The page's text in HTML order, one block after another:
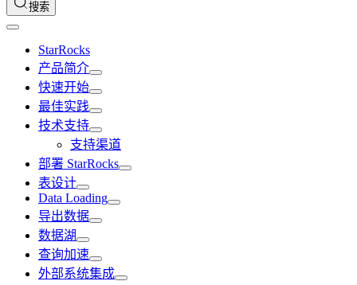
搜索
StarRocks
产品简介
快速开始
最佳实践
技术支持
支持渠道
部署 StarRocks
表设计
Data Loading
导出数据
数据湖
查询加速
外部系统集成